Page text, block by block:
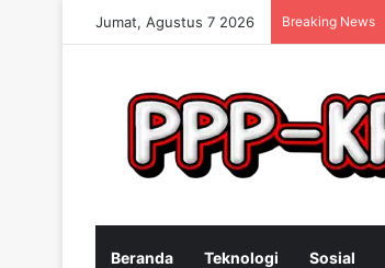
Jumat, Agustus 7 2026 Breaking News
Beranda Teknologi Sosial